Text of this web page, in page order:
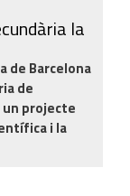
la
de Barcelona
de
un projecte
i la